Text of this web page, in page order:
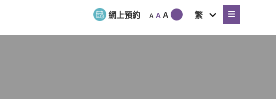
網上預約 A A A 繁
expand
child
menu